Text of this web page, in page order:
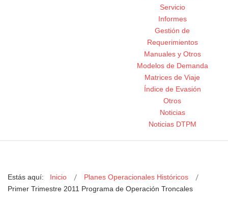
Servicio
Informes
Gestión de
Requerimientos
Manuales y Otros
Modelos de Demanda
Matrices de Viaje
Índice de Evasión
Otros
Noticias
Noticias DTPM
Estás aquí: Inicio
Planes Operacionales Históricos
Primer Trimestre 2011 Programa de Operación Troncales